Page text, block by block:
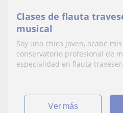
Clases de flauta
musical
Soy una chica joven, acabé
conservatorio profesional de
especialidad en flauta
ver más